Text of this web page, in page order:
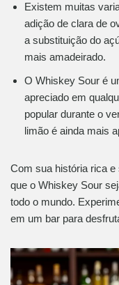
Existem muitas
adição de clara de
a substituição do
mais amadeirado.
O Whiskey Sour é
apreciado em
popular durante o
limão é ainda mais
Com sua história rica
que o Whiskey Sour
todo o mundo.
em um bar para